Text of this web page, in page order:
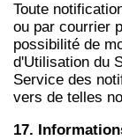
Toute
ou par courrier
possibilité de
d'Utilisation du
Service des
vers de telles
17.